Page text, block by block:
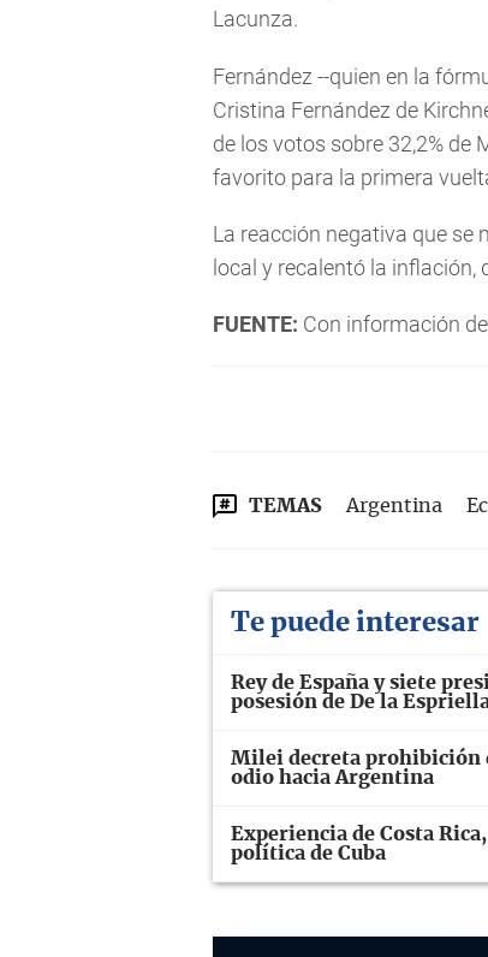
Lacunza.
Fernández --quien en la
Cristina Fernández de
de los votos sobre 32,2% de
favorito para la primera
La reacción negativa que se
local y recalentó la inflación,
FUENTE: Con información
TEMAS Argentina
Te puede interesar
Rey de España y siete
posesión de De la Espriella
Milei decreta prohibición
odio hacia Argentina
Experiencia de Costa
política de Cuba